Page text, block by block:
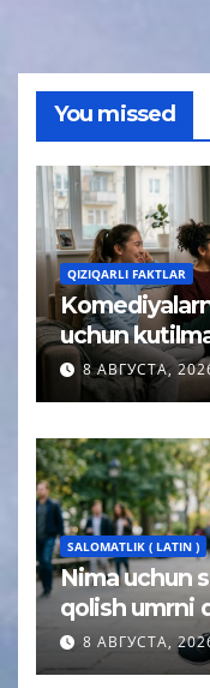
You missed
QIZIQARLI FAKTLAR
uchun
8 АВГУСТА,
SALOMATLIK ( LATIN )
Nima uchun smartfonga bog’lanib
qolish umrni
psixolog
8 АВГУСТА,